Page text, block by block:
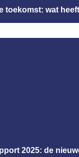
toekomst: wat
2025: de